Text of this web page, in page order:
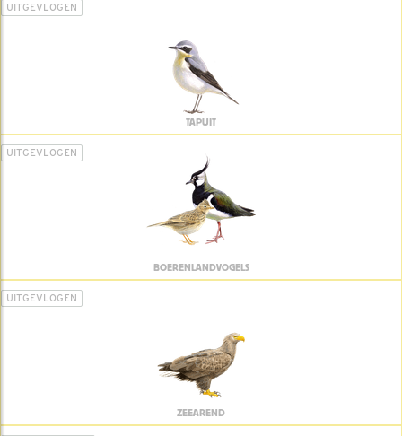
UITGEVLOGEN
TAPUIT
UITGEVLOGEN
BOERENLANDVOGELS
UITGEVLOGEN
ZEEAREND